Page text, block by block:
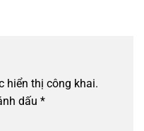
hiển thị công khai.
dấu *